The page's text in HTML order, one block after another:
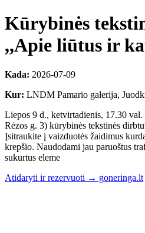
Kūrybinės
,,Apie liūtus ir
Kada: 2026-07-09
Kur: LNDM Pamario galerija,
Liepos 9 d., ketvirtadienis, 17.30
Rėzos g. 3) kūrybinės tekstinės
Įsitraukite į vaizduotės žaidimus
krepšio. Naudodami jau paruoštus
sukurtus eleme
Atidaryti ir rezervuoti → goneringa.lt